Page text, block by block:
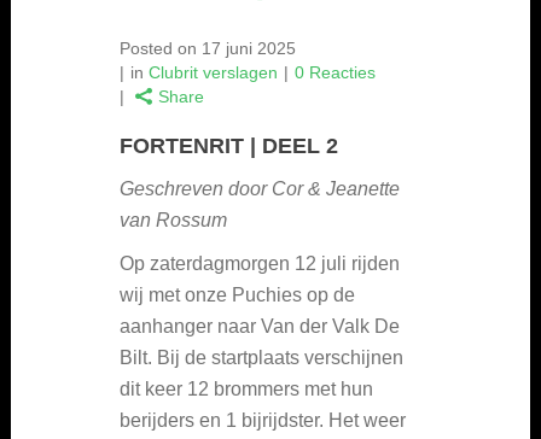
Posted on 17 juni 2025
in Clubrit verslagen
0 Reacties
Share
FORTENRIT | DEEL 2
Geschreven door Cor & Jeanette
van Rossum
Op zaterdagmorgen 12 juli rijden
wij met onze Puchies op de
aanhanger naar Van der Valk De
Bilt. Bij de startplaats verschijnen
dit keer 12 brommers met hun
berijders en 1 bijrijdster. Het weer